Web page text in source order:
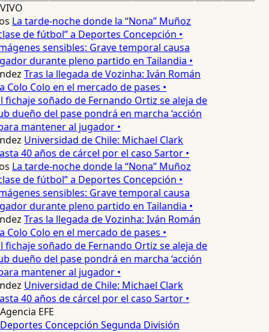
VIVO
La tarde-noche donde la “Nona” Muñoz
de fútbol” a Deportes Concepción •
sensibles: Grave temporal causa
durante pleno partido en Tailandia •
Tras la llegada de Vozinha: Iván Román
Colo en el mercado de pases •
fichaje soñado de Fernando Ortiz se aleja de
dueño del pase pondrá en marcha ‘acción
mantener al jugador •
Universidad de Chile: Michael Clark
40 años de cárcel por el caso Sartor •
La tarde-noche donde la “Nona” Muñoz
de fútbol” a Deportes Concepción •
sensibles: Grave temporal causa
durante pleno partido en Tailandia •
Tras la llegada de Vozinha: Iván Román
Colo en el mercado de pases •
fichaje soñado de Fernando Ortiz se aleja de
dueño del pase pondrá en marcha ‘acción
mantener al jugador •
Universidad de Chile: Michael Clark
40 años de cárcel por el caso Sartor •
Agencia EFE
Deportes Concepción Segunda División